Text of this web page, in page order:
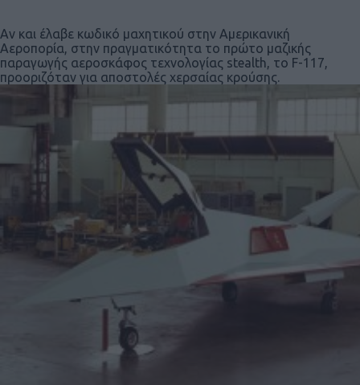
Αν και έλαβε κωδικό μαχητικού στην Αμερικανική
Αεροπορία, στην πραγματικότητα το πρώτο μαζικής
παραγωγής αεροσκάφος τεχνολογίας stealth, το F-117,
προοριζόταν για αποστολές χερσαίας κρούσης.